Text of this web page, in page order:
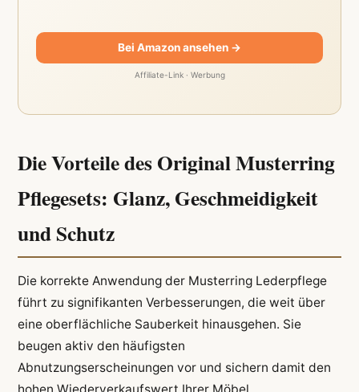
Bei Amazon ansehen →
Affiliate-Link · Werbung
Die Vorteile des Original Musterring
Pflegesets: Glanz, Geschmeidigkeit
und Schutz
Die korrekte Anwendung der Musterring Lederpflege
führt zu signifikanten Verbesserungen, die weit über
eine oberflächliche Sauberkeit hinausgehen. Sie
beugen aktiv den häufigsten
Abnutzungserscheinungen vor und sichern damit den
hohen Wiederverkaufswert Ihrer Möbel.